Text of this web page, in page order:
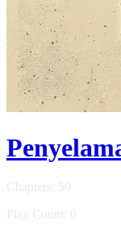
Chapters: 50
Play Count: 0